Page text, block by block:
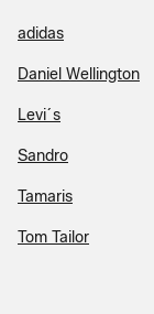
adidas
Daniel Wellington
Levi´s
Sandro
Tamaris
Tom Tailor